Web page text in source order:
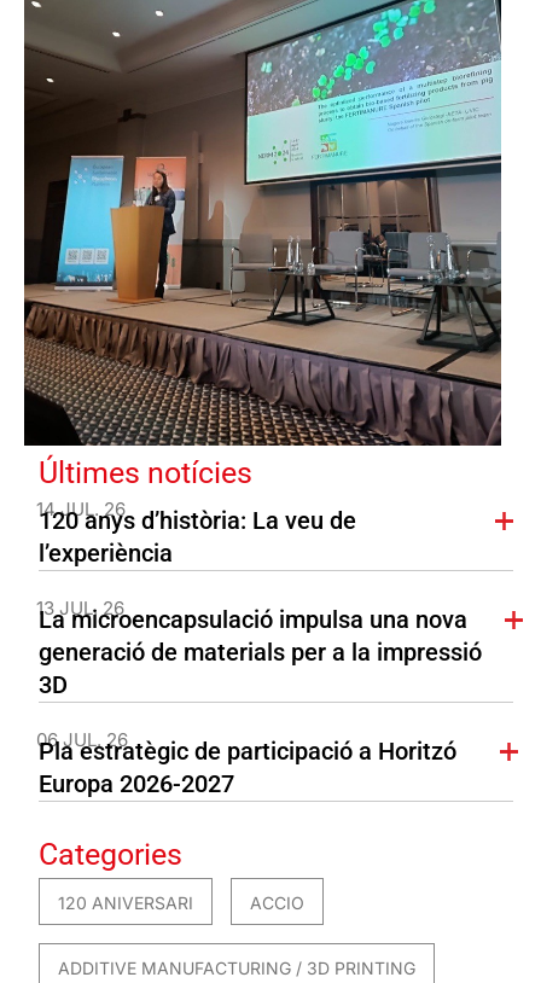
Últimes notícies
14 JUL. 26
120 anys d’història: La veu de
l’experiència
13 JUL. 26
La microencapsulació impulsa una nova
generació de materials per a la impressió
3D
06 JUL. 26
Pla estratègic de participació a Horitzó
Europa 2026-2027
Categories
120 ANIVERSARI ACCIO
ADDITIVE MANUFACTURING / 3D PRINTING